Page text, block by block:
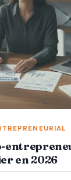
en 2026